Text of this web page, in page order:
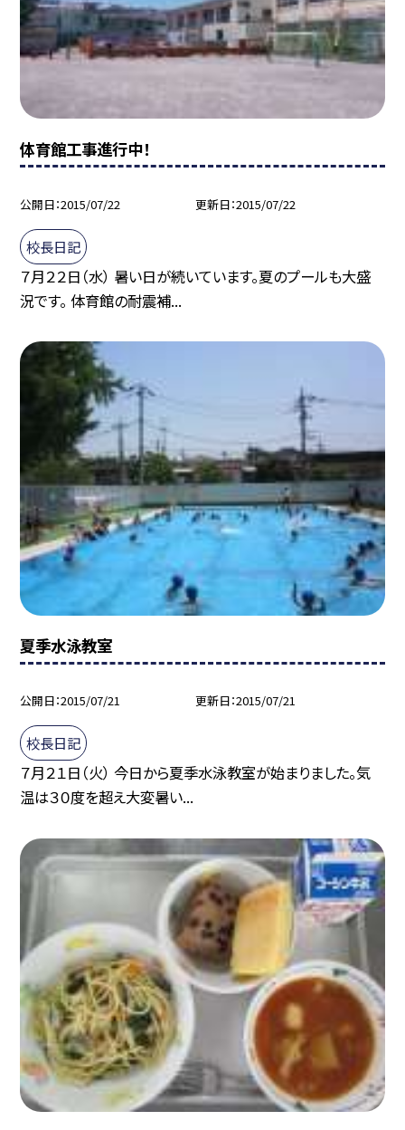
体育館工事進行中！
公開日 2015/07/22 更新日 2015/07/22
校長日記
７月２２日（水） 暑い日が続いています。夏のプールも大盛
況です。 体育館の耐震補...
夏季水泳教室
公開日 2015/07/21 更新日 2015/07/21
校長日記
７月２１日（火） 今日から夏季水泳教室が始まりました。気
温は３０度を超え大変暑い...